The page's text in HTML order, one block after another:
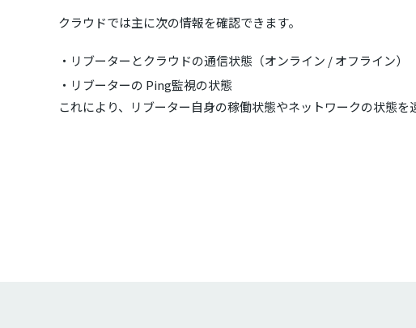
クラウドでは主に次の情報を確認できます。
リブーターとクラウドの通信状態（オンライン / オフライン）
リブーターの Ping監視の状態
これにより、リブーター自身の稼働状態やネットワークの状態を